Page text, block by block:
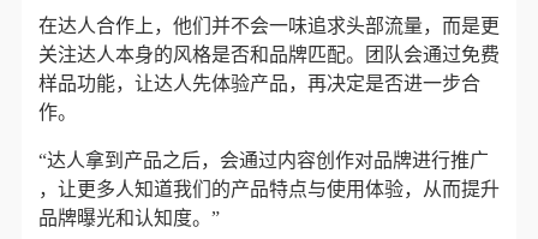
在达人合作上，他们并不会一味追求头部流量，而是更
关注达人本身的风格是否和品牌匹配。团队会通过免费
样品功能，让达人先体验产品，再决定是否进一步合
作。
“达人拿到产品之后，会通过内容创作对品牌进行推广
，让更多人知道我们的产品特点与使用体验，从而提升
品牌曝光和认知度。”